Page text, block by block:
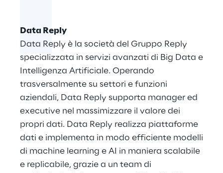
Data Reply
Data Reply è la società del Gruppo Reply
specializzata in servizi avanzati di Big Data e
Intelligenza Artificiale. Operando
trasversalmente su settori e funzioni
aziendali, Data Reply supporta manager ed
executive nel massimizzare il valore dei
propri dati. Data Reply realizza piattaforme
dati e implementa in modo efficiente modelli
di machine learning e AI in maniera scalabile
e replicabile, grazie a un team di